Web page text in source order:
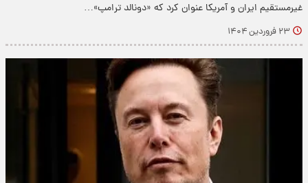
غیرمستقیم ایران و آمریکا عنوان کرد که «دونالد ترامپ»…
۲۳ فروردین ۱۴۰۴